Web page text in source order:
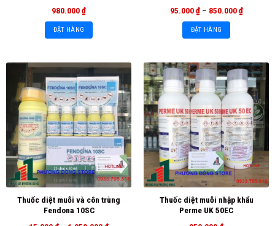
980.000₫
ĐẶT HÀNG
95.000₫ – 850.000₫
ĐẶT HÀNG
Thuốc diệt muỗi và côn trùng
Fendona 10SC
Thuốc diệt muỗi nhập khẩu
Perme UK 50EC